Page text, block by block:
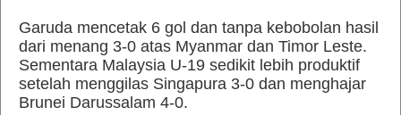
Garuda mencetak 6 gol dan tanpa kebobolan hasil
dari menang 3-0 atas Myanmar dan Timor Leste.
Sementara Malaysia U-19 sedikit lebih produktif
setelah menggilas Singapura 3-0 dan menghajar
Brunei Darussalam 4-0.